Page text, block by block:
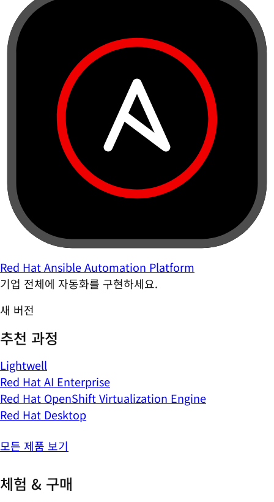
Red Hat Ansible Automation Platform
기업 전체에 자동화를 구현하세요.
새 버전
추천 과정
Lightwell
Red Hat AI Enterprise
Red Hat OpenShift Virtualization Engine
Red Hat Desktop
모든 제품 보기
체험 & 구매